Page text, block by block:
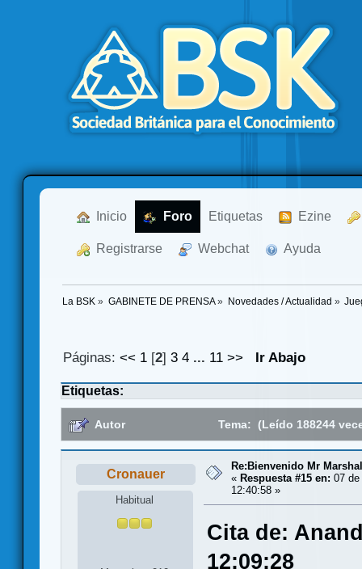
Inicio Foro Etiquetas Ezine
Registrarse Webchat Ayuda
La BSK » GABINETE DE PRENSA» Novedades / Actualidad »
Páginas:<< 1 [2]3 4 ... 11 >> Ir Abajo
Etiquetas:
Autor Tema: (Leído 188244
Cronauer
Habitual
Re:Bienvenido Mr
« Respuesta #15 en: 07
12:40:58 »
Cita de:
12:09:28